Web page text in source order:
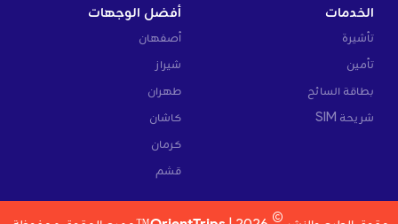
الخدمات
تأشيرة
تأمين
بطاقة السائح
شريحة SIM
أفضل الوجهات
أصفهان
شيراز
طهران
كاشان
كرمان
قشم